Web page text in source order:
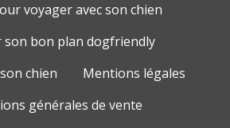
voyager avec son chien
son bon plan dogfriendly
chien
Mentions légales
générales de vente